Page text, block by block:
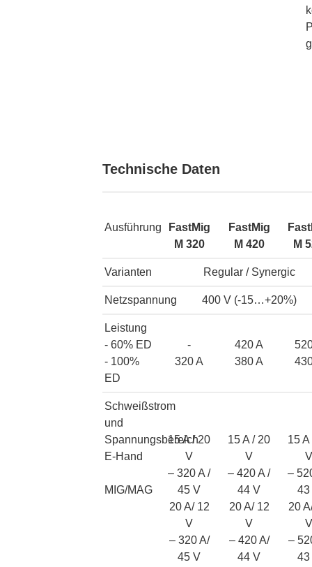
Technische Daten
Ausführung
FastMig
M 320
FastMig
M 420
M
Varianten Regular / Synergic
Netzspannung 400 V (-15…+20%)
Leistung
- 60% ED
- 100%
ED
-
320 A
420 A
380 A
Schweißstrom
und
Spannungsbereich
E-Hand
MIG/MAG
15 A / 20
V
– 320 A /
45 V
20 A/ 12
V
– 320 A/
45 V
15 A / 20
V
– 420 A /
44 V
20 A/ 12
V
– 420 A/
44 V
15 A
V
–
43
20
V
–
43